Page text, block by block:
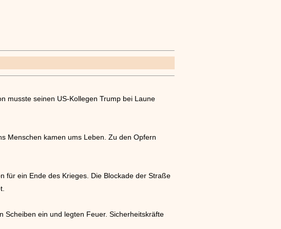
musste seinen US-Kollegen Trump bei Laune
Menschen kamen ums Leben. Zu den Opfern
für ein Ende des Krieges. Die Blockade der Straße
Scheiben ein und legten Feuer. Sicherheitskräfte